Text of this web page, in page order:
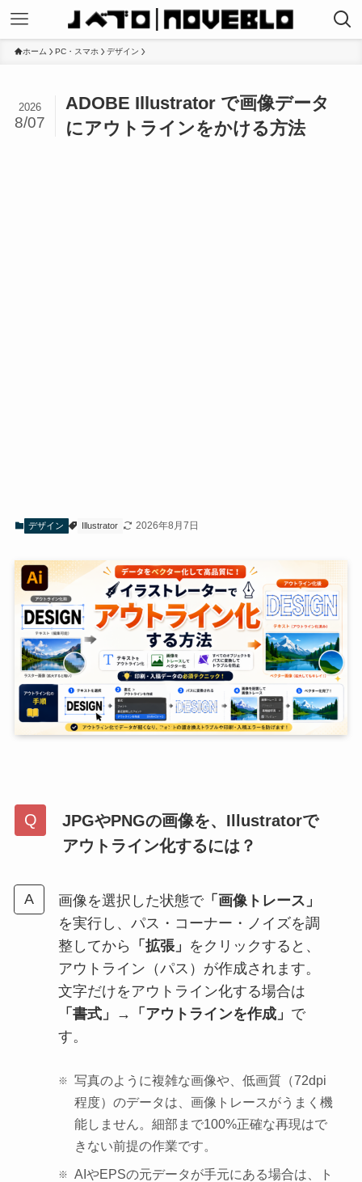
ホーム PC・スマホ デザイン
ADOBE Illustrator で画像データ
にアウトラインをかける方法
2026
8/07
デザイン Illustrator 2026年8月7日
JPGやPNGの画像を、Illustratorで
アウトライン化するには？
画像を選択した状態で「画像トレース」
を実行し、パス・コーナー・ノイズを調
整してから
「拡張」 をクリックすると、
アウトライン（パス）が作成されます。
文字だけをアウトライン化する場合は
「書式」→「アウトラインを作成」 で
す。
写真のように複雑な画像や、低画質（72dpi
程度）のデータは、画像トレースがうまく機
能しません。細部まで100%正確な再現はで
きない前提の作業です。
AIやEPSの元データが手元にある場合は、ト